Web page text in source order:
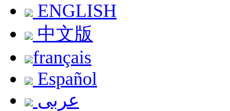
ENGLISH
中文版
français
Español
عربى